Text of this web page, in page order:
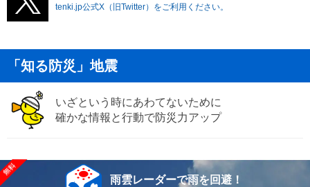
tenki.jp公式X（旧Twitter）をご利用ください。
「知る防災」地震
いざという時にあわてないために
確かな情報と行動で防災力アップ
雨雲レーダーで雨を回避！